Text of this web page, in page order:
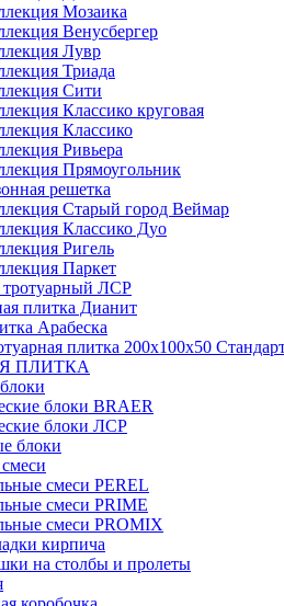
Мозаика
Венусбергер
Лувр
Триада
Сити
Классико круговая
Классико
Ривьера
Прямоугольник
решетка
Старый город Веймар
Классико Дуо
Ригель
Паркет
ЛСР
плитка Дианит
Арабеска
плитка 200х100х50
ПЛИТКА
блоки BRAER
блоки ЛСР
блоки
смеси PEREL
смеси PRIME
смеси PROMIX
кирпича
на столбы и пролеты